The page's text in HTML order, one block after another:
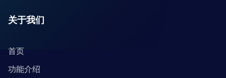
关于我们
首页
功能介绍